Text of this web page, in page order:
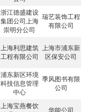
浙江德盛建设
集团公司上海
崇明分公司
瑞艺装饰工程
有限公司
上海利思建筑
工程有限公司
上海市浦东新
区保安公司
浦东新区环境
科技信息管理
中心
季风图书有限
公司
上海宝燕餐饮
华能公司